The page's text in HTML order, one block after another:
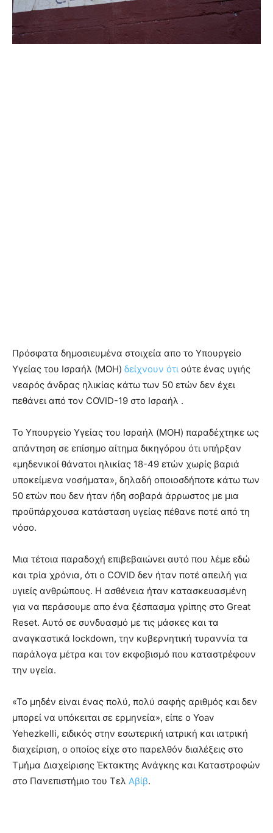
Πρόσφατα δημοσιευμένα στοιχεία απο το Υπουργείο
Υγείας του Ισραήλ (MOH) δείχνουν ότι ούτε ένας υγιής
νεαρός άνδρας ηλικίας κάτω των 50 ετών δεν έχει
πεθάνει από τον COVID-19 στο Ισραήλ .
Το Υπουργείο Υγείας του Ισραήλ (MOH) παραδέχτηκε ως
απάντηση σε επίσημο αίτημα δικηγόρου ότι υπήρξαν
«μηδενικοί θάνατοι ηλικίας 18-49 ετών χωρίς βαριά
υποκείμενα νοσήματα», δηλαδή οποιοσδήποτε κάτω των
50 ετών που δεν ήταν ήδη σοβαρά άρρωστος με μια
προϋπάρχουσα κατάσταση υγείας πέθανε ποτέ από τη
νόσο.
Μια τέτοια παραδοχή επιβεβαιώνει αυτό που λέμε εδώ
και τρία χρόνια, ότι ο COVID δεν ήταν ποτέ απειλή για
υγιείς ανθρώπους. Η ασθένεια ήταν κατασκευασμένη
για να περάσουμε απο ένα ξέσπασμα γρίπης στο Great
Reset. Αυτό σε συνδυασμό με τις μάσκες και τα
αναγκαστικά lockdown, την κυβερνητική τυραννία τα
παράλογα μέτρα και τον εκφοβισμό που καταστρέφουν
την υγεία.
«Το μηδέν είναι ένας πολύ, πολύ σαφής αριθμός και δεν
μπορεί να υπόκειται σε ερμηνεία», είπε ο Yoav
Yehezkelli, ειδικός στην εσωτερική ιατρική και ιατρική
διαχείριση, ο οποίος είχε στο παρελθόν διαλέξεις στο
Τμήμα Διαχείρισης Έκτακτης Ανάγκης και Καταστροφών
στο Πανεπιστήμιο του Τελ Αβίβ.